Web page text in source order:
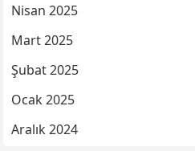
Nisan 2025
Mart 2025
Şubat 2025
Ocak 2025
Aralık 2024